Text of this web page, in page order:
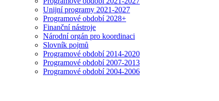
Unijní programy 2021-2027
Programové období 2028+
Finanční nástroje
Národní orgán pro koordinaci
Slovník pojmů
Programové období 2014-2020
Programové období 2007-2013
Programové období 2004-2006